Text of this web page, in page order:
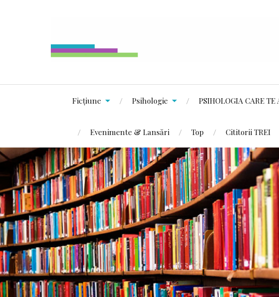
Ficțiune Psihologie PSIHOLOGIA CARE TE
Evenimente & Lansări Top Cititorii TREI